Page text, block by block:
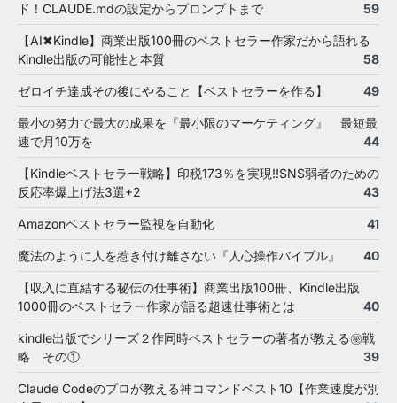
ド！CLAUDE.mdの設定からプロンプトまで
59
【AI✖Kindle】商業出版100冊のベストセラー作家だから語れる
Kindle出版の可能性と本質
58
ゼロイチ達成その後にやること【ベストセラーを作る】 49
最小の努力で最大の成果を『最小限のマーケティング』 最短最
速で月10万を
44
【Kindleベストセラー戦略】印税173％を実現!!SNS弱者のための
反応率爆上げ法3選+2
43
Amazonベストセラー監視を自動化 41
魔法のように人を惹き付け離さない『人心操作バイブル』 40
【収入に直結する秘伝の仕事術】商業出版100冊、Kindle出版
1000冊のベストセラー作家が語る超速仕事術とは
40
kindle出版でシリーズ２作同時ベストセラーの著者が教える㊙戦
略 その①
39
Claude Codeのプロが教える神コマンドベスト10【作業速度が別